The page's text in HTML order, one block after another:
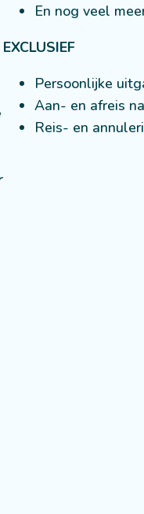
En nog veel
EXCLUSIEF
Persoonlijke
Aan- en afreis
Reis- en